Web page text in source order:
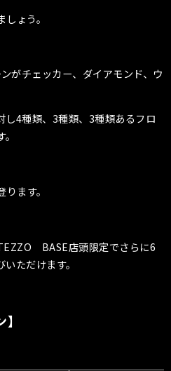
ょう。
がチェッカー、ダイアモンド、ウ
し4種類、3種類、3種類あるフロ
ます。
BASE店頭限定でさらに6
ただけます。